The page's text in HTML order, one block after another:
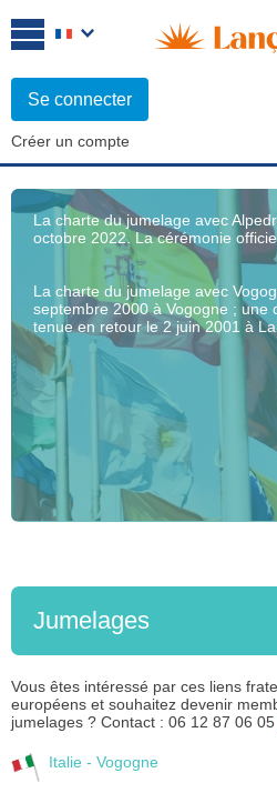
Se connecter
Créer un compte
La charte du jumelage avec
octobre 2022. La cérémonie
La charte du jumelage avec
septembre 2000 à Vogogne ; une
tenue en retour le 2 juin 2001 à
Jumelages
Vous êtes intéressé par ces liens
européens et souhaitez devenir
jumelages ? Contact : 06 12 87 06 05
Italie - Vogogne